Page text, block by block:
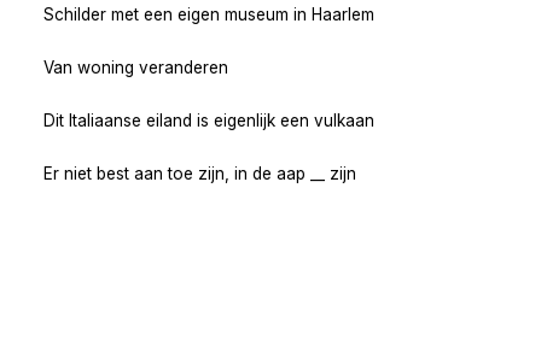
Schilder met een eigen museum in Haarlem
Van woning veranderen
Dit Italiaanse eiland is eigenlijk een vulkaan
Er niet best aan toe zijn, in de aap __ zijn